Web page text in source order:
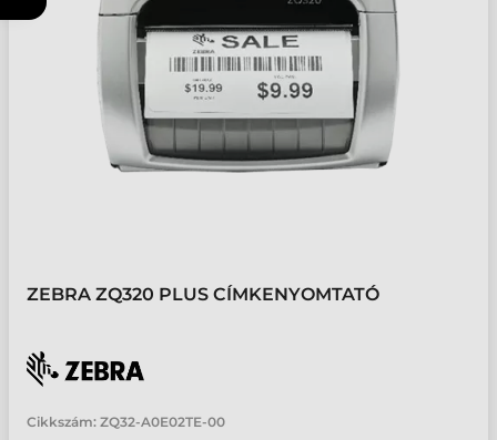
ZEBRA ZQ320 PLUS CÍMKENYOMTATÓ
Cikkszám: ZQ32-A0E02TE-00